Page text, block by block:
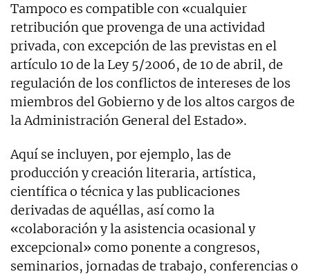
Tampoco es compatible con «cualquier
retribución que provenga de una actividad
privada, con excepción de las previstas en el
artículo 10 de la Ley 5/2006, de 10 de abril, de
regulación de los conflictos de intereses de los
miembros del Gobierno y de los altos cargos de
la Administración General del Estado».
Aquí se incluyen, por ejemplo, las de
producción y creación literaria, artística,
científica o técnica y las publicaciones
derivadas de aquéllas, así como la
«colaboración y la asistencia ocasional y
excepcional» como ponente a congresos,
seminarios, jornadas de trabajo, conferencias o